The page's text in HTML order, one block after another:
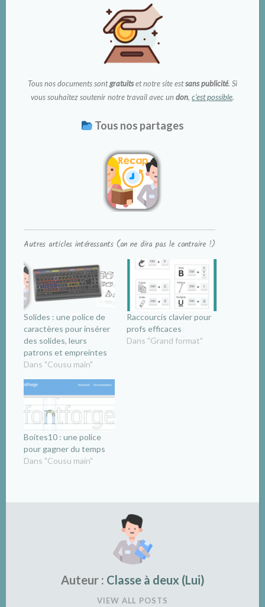
Tous nos documents sontgratuitset notre site estsans publicité. Si
vous souhaitez soutenir notre travail avec undon, c’est possible.
Tous nos partages
Autres articles intéressants (on ne dira pas le contraire !)
Solides : une police de
caractères pour insérer
des solides, leurs
patrons et empreintes
Dans "Cousu main"
Raccourcis clavier pour
profs efficaces
Dans "Grand format"
Boites10 : une police
pour gagner du temps
Dans "Cousu main"
Auteur : Classe à deux (Lui)
VIEW ALL POSTS